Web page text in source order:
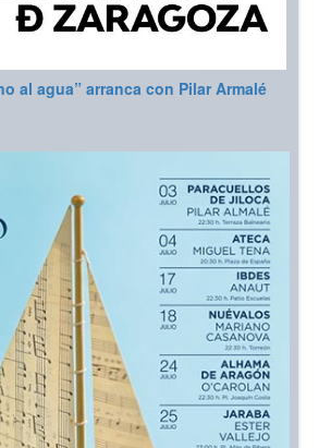
al agua” arranca con Pilar Armalé